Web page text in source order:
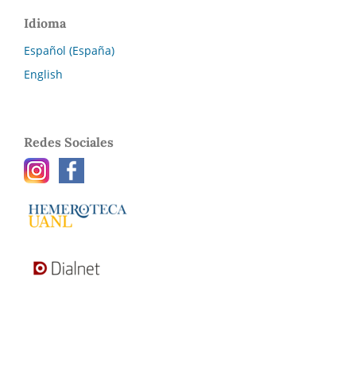
Idioma
Español (España)
English
Redes Sociales